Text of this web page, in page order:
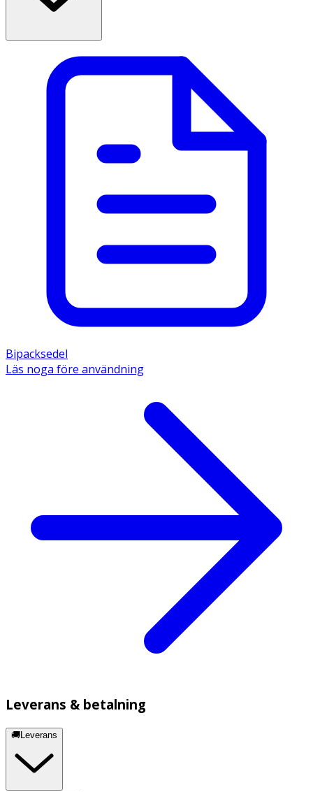
Bipacksedel
Läs noga före användning
Leverans & betalning
🚚Leverans